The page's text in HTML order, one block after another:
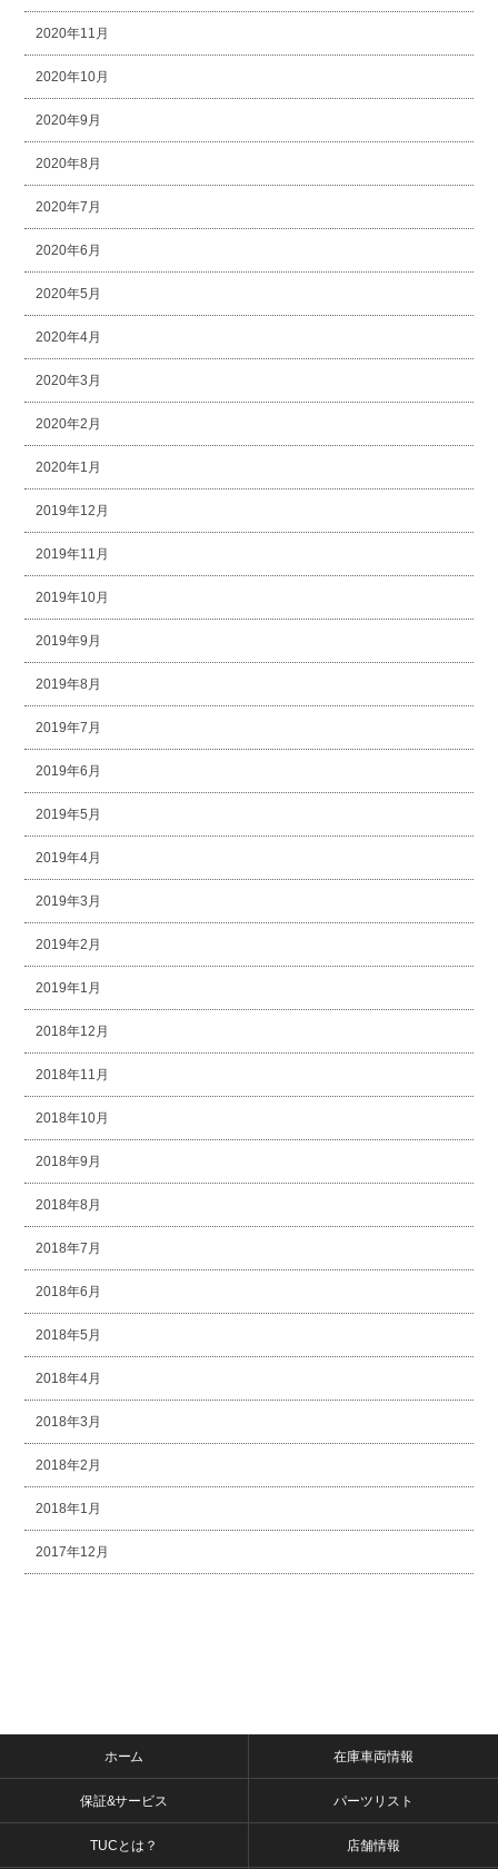
2020年11月
2020年10月
2020年9月
2020年8月
2020年7月
2020年6月
2020年5月
2020年4月
2020年3月
2020年2月
2020年1月
2019年12月
2019年11月
2019年10月
2019年9月
2019年8月
2019年7月
2019年6月
2019年5月
2019年4月
2019年3月
2019年2月
2019年1月
2018年12月
2018年11月
2018年10月
2018年9月
2018年8月
2018年7月
2018年6月
2018年5月
2018年4月
2018年3月
2018年2月
2018年1月
2017年12月
ホーム 在庫車両情報
保証&サービス パーツリスト
TUCとは？ 店舗情報